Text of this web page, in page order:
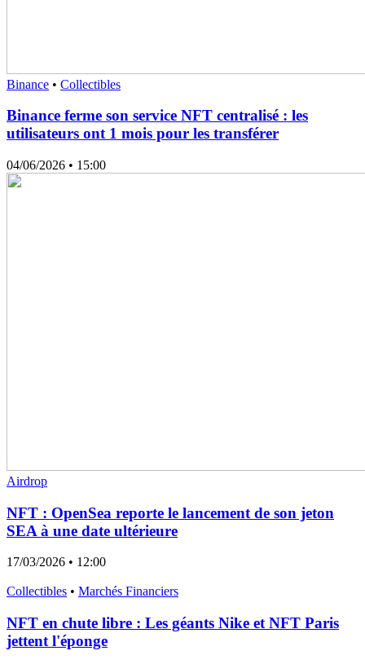
Binance • Collectibles
Binance ferme son service NFT centralisé : les
utilisateurs ont 1 mois pour les transférer
04/06/2026 • 15:00
Airdrop
NFT : OpenSea reporte le lancement de son jeton
SEA à une date ultérieure
17/03/2026 • 12:00
Collectibles • Marchés Financiers
NFT en chute libre : Les géants Nike et NFT Paris
jettent l'éponge